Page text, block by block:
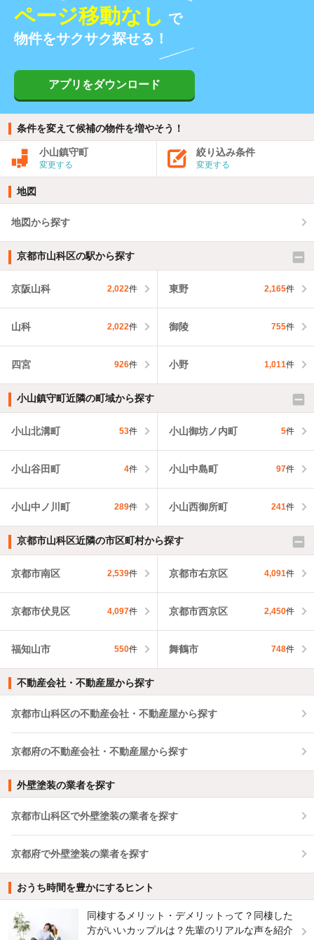
ページ移動なし で
物件をサクサク探せる！
アプリをダウンロード
条件を変えて候補の物件を増やそう！
小山鎮守町
変更する
絞り込み条件
変更する
地図
地図から探す
京都市山科区の駅から探す
京阪山科 2,022件 東野 2,165件
山科 2,022件 御陵 755件
四宮 926件 小野 1,011件
小山鎮守町近隣の町域から探す
小山北溝町 53件 小山御坊ノ内町 5件
小山谷田町 4件 小山中島町 97件
小山中ノ川町 289件 小山西御所町 241件
京都市山科区近隣の市区町村から探す
京都市南区 2,539件 京都市右京区 4,091件
京都市伏見区 4,097件 京都市西京区 2,450件
福知山市 550件 舞鶴市 748件
不動産会社・不動産屋から探す
京都市山科区の不動産会社・不動産屋から探す
京都府の不動産会社・不動産屋から探す
外壁塗装の業者を探す
京都市山科区で外壁塗装の業者を探す
京都府で外壁塗装の業者を探す
おうち時間を豊かにするヒント
同棲するメリット・デメリットって？同棲した
方がいいカップルは？先輩のリアルな声を紹介